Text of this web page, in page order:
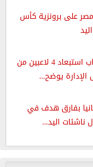
على برونزية كأس
الزمالك يكشف أسباب استبعاد 4 لاعبين من
يوضح...
بفارق هدف في
اليد...